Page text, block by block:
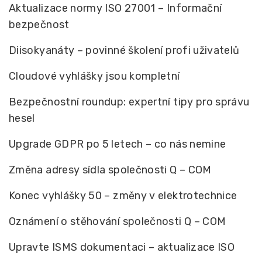
Aktualizace normy ISO 27001 – Informační
bezpečnost
Diisokyanáty – povinné školení profi uživatelů
Cloudové vyhlášky jsou kompletní
Bezpečnostní roundup: expertní tipy pro správu
hesel
Upgrade GDPR po 5 letech – co nás nemine
Změna adresy sídla společnosti Q – COM
Konec vyhlášky 50 – změny v elektrotechnice
Oznámení o stěhování společnosti Q – COM
Upravte ISMS dokumentaci – aktualizace ISO